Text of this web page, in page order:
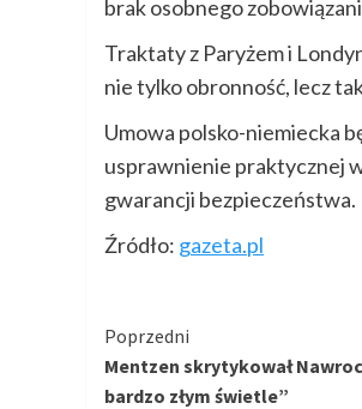
brak osobnego
Traktaty z Paryżem i
nie tylko obronność, lecz
Umowa polsko-niemiecka
usprawnienie praktycznej
gwarancji bezpieczeństwa.
Źródło: gazeta.pl
Kontynuuj
czytanie
Poprzedni
Mentzen skrytykował
bardzo złym świetle”